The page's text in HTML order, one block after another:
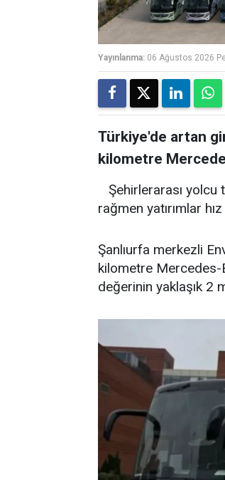
Yayınlanma: 06 Ağustos 2026
Türkiye'de artan
kilometre
Şehirlerarası yolcu
rağmen yatırımlar
Şanlıurfa merkezli
kilometre Mercedes-
değerinin yaklaşık 2